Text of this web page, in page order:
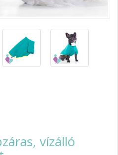
vízálló